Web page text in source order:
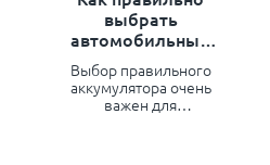
выбрать
автомобильный
аккумулятор?
Выбор правильного
аккумулятора очень
важен для